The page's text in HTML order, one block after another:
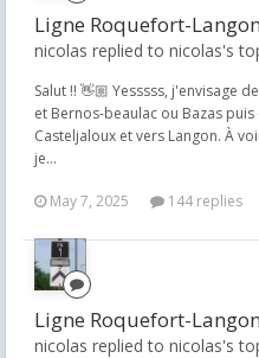
Ligne Roquefort-
nicolas replied to nicolas's
Salut !! 👋🏼 Yesssss, j'envisage
et Bernos-beaulac ou Bazas
Casteljaloux et vers Langon. À
je...
May 7, 2025 144 replies
Ligne Roquefort-
nicolas replied to nicolas's